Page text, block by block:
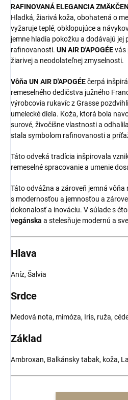
RAFINOVANÁ ELEGANCIA
Hladká, žiarivá koža, obohatená o
vyžaruje teplé, obklopujúce a
jemne hladia pokožku a dodávajú jej
rafinovanosti. UN AIR D'APOGÉEvás
žiarivej a neodolateľnej zmyselnosti.
Vôňa UN AIR D'APOGÉEčerpá
remeselného dedičstva južného
výrobcovia rukavíc z Grasse
umelecké diela. Koža, ktorá bola
surové, živočíšne vlastnosti a
stala symbolom rafinovanosti a
Táto odveká tradícia inšpirovala
remeselné spracovanie a umenie
Táto odvážna a zároveň jemná
s modernosťou a jemnosťou a
dokonalosť a inováciu. V súlade s
vegánska a stelesňuje modernú a
Hlava
Aníz, Šalvia
Srdce
Medová nota, mimóza, Iris, ruža,
Základ
Ambroxan, Balkánsky tabak, koža,